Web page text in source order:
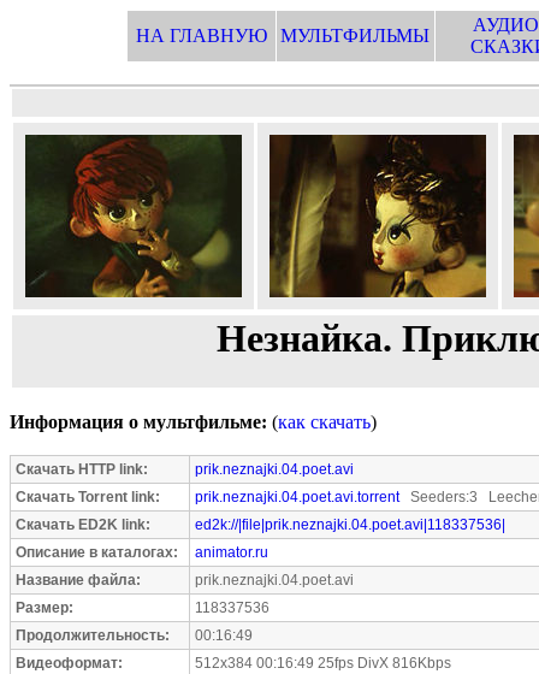
НА ГЛАВНУЮ МУЛЬТФИЛЬМЫ
Незнайка.
Информация о мультфильме: (как скачать)
Скачать HTTP link:
prik.neznajki.04.poet.avi
Скачать Torrent link:
prik.neznajki.04.poet.avi.torrentSeeders:3
Скачать ED2K link:
ed2k://|file|prik.neznajki.04.poet.avi|118337536|
Описание в каталогах:
animator.ru
Название файла:
prik.neznajki.04.poet.avi
Размер:
118337536
Продолжительность:
00:16:49
Видеоформат:
512x384 00:16:49 25fps DivX 816Kbps